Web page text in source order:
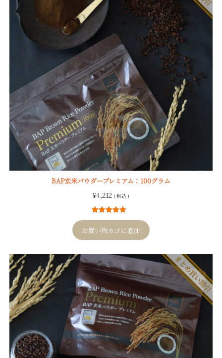
BAP玄米パウダープレミアム：100グラム
¥4,212 ( 税込 )
9
件の利用者
評価に基づ
く5段階評価
のうち、
お買い物カゴに追加